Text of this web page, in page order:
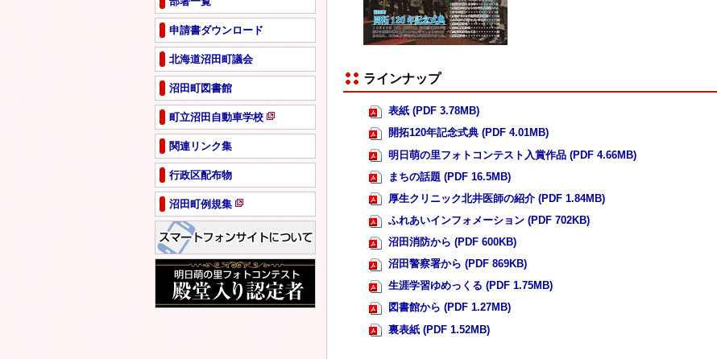
ラインナップ
表紙 (PDF 3.78MB)
開拓120年記念式典 (PDF 4.01MB)
明日萌の里フォトコンテスト入賞作品 (PDF 4.66MB)
まちの話題 (PDF 16.5MB)
厚生クリニック北井医師の紹介 (PDF 1.84MB)
ふれあいインフォメーション (PDF 702KB)
沼田消防から (PDF 600KB)
沼田警察署から (PDF 869KB)
生涯学習ゆめっくる (PDF 1.75MB)
図書館から (PDF 1.27MB)
裏表紙 (PDF 1.52MB)
ま
申請書ダウンロード
北海道沼田町議会
沼田町図書館
町立沼田自動車学校
新
ペ
ジ
開
き
ま
す
関連リンク集
行政区配布物
沼田町例規集
新
規
ー
ジ
で
開